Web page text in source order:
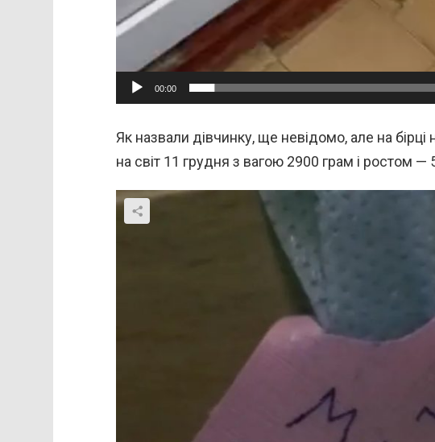
00:00
Як назвали дівчинку, ще невідомо, але на
на світ 11 грудня з вагою 2900 грам і ростом —